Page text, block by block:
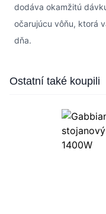
dodáva okamžitú
očarujúcu vôňu, ktorá
dňa.
Press to skip carousel
Ostatní také koupili